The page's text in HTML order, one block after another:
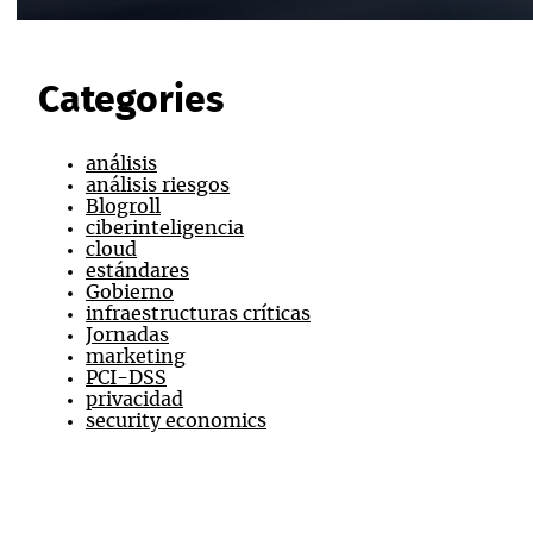
Categories
análisis
análisis riesgos
Blogroll
ciberinteligencia
cloud
estándares
Gobierno
infraestructuras críticas
Jornadas
marketing
PCI-DSS
privacidad
security economics